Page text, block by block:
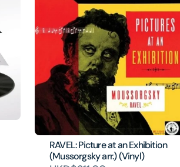
RAVEL: Picture at an Exhibition
(Mussorgsky arr.) (Vinyl)